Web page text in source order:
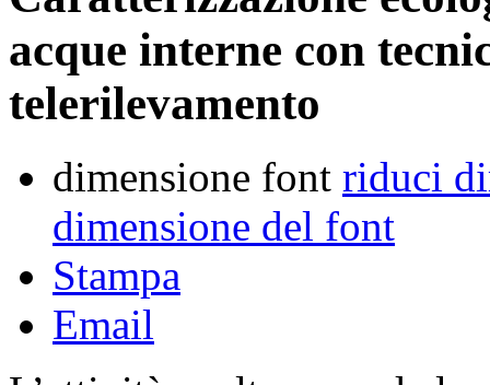
acque interne con
telerilevamento
dimensione font riduci
dimensione del font
Stampa
Email